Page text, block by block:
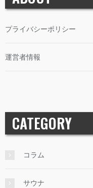
プライバシーポリシー
運営者情報
CATEGORY
コラム
サウナ